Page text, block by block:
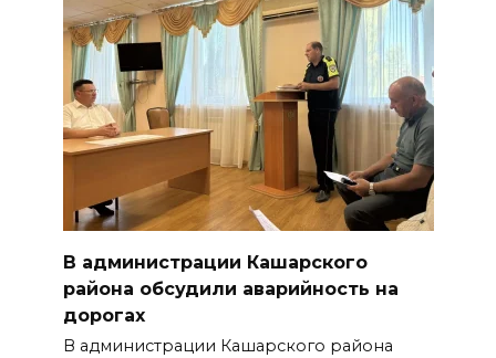
В администрации Кашарского
района обсудили аварийность на
дорогах
В администрации Кашарского района